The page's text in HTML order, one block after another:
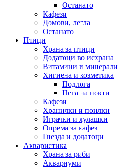
Останато
Кафези
Домови, легла
Останато
Птици
Храна за птици
Додатоци во исхрана
Витамини и минерали
Хигиена и козметика
Подлога
Нега на нокти
Кафези
Хранилки и поилки
Играчки и лулашки
Опрема за кафез
Гнезда и додатоци
Акваристика
Храна за риби
Аквариуми